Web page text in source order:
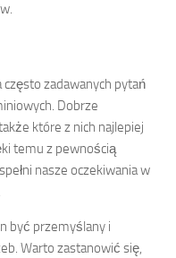
zadawanych pytań
Dobrze
które z nich najlepiej
temu z pewnością
nasze oczekiwania w
być przemyślany i
Warto zastanowić się,